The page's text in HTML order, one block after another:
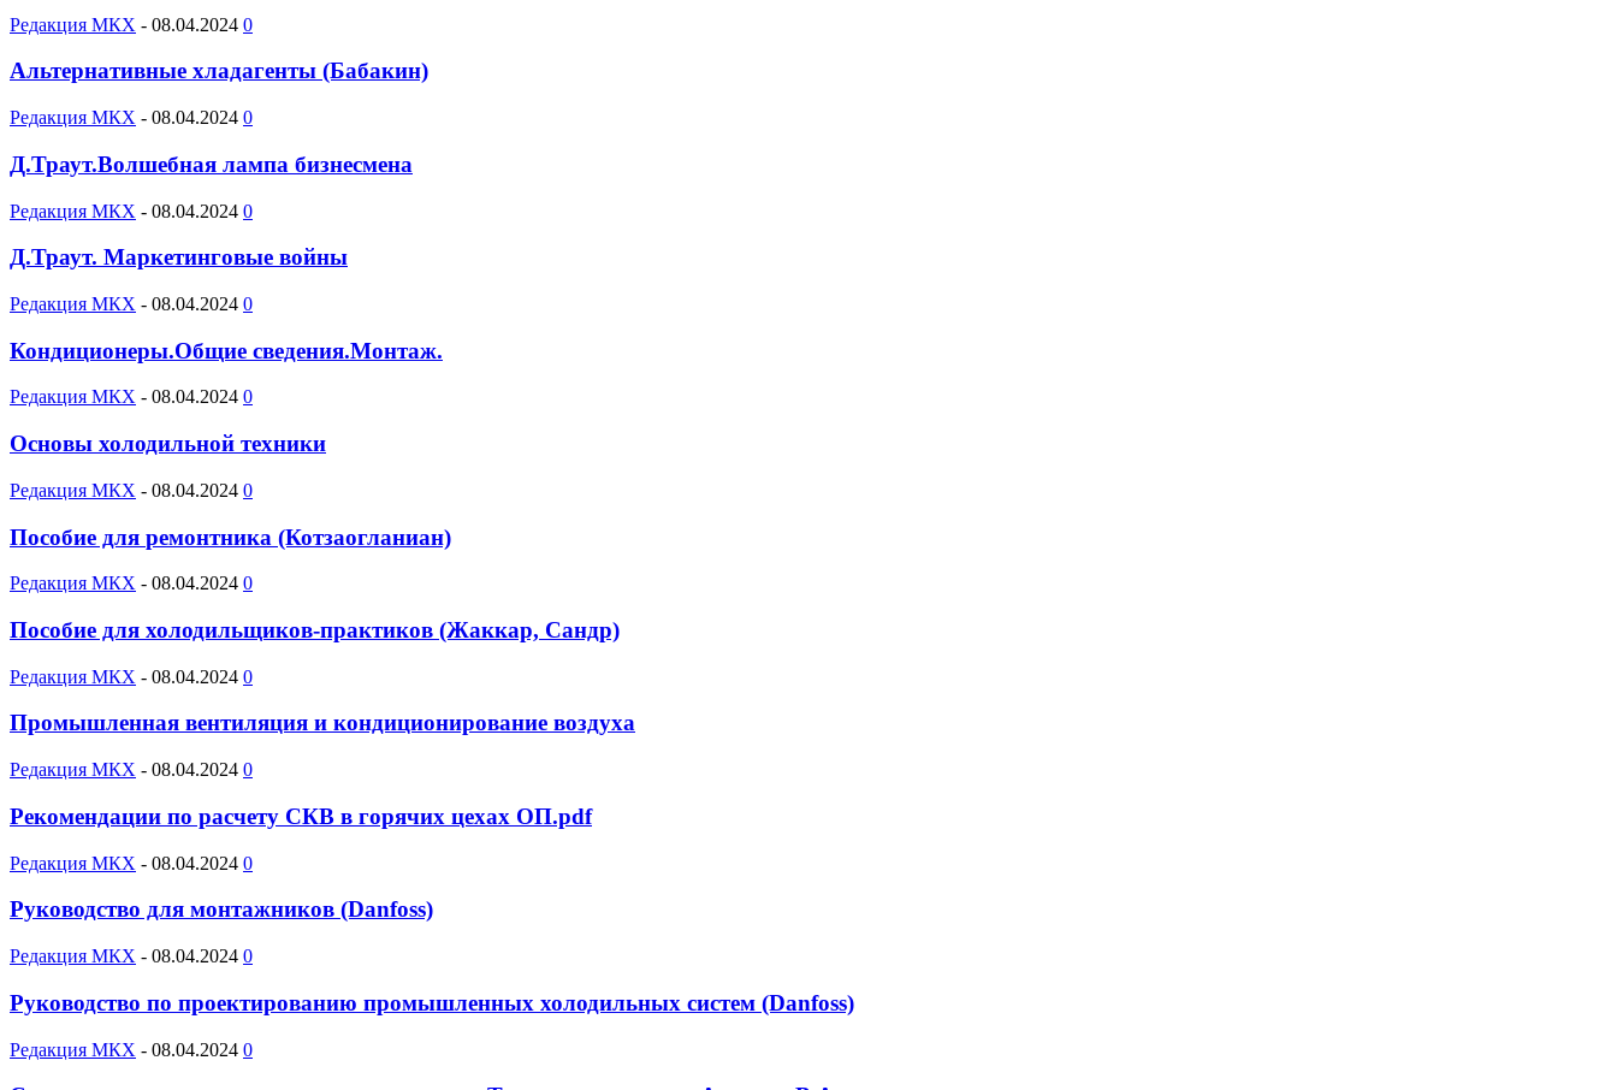
Редакция МКХ - 08.04.2024 0
Альтернативные хладагенты (Бабакин)
Редакция МКХ - 08.04.2024 0
Д.Траут.Волшебная лампа бизнесмена
Редакция МКХ - 08.04.2024 0
Д.Траут. Маркетинговые войны
Редакция МКХ - 08.04.2024 0
Кондиционеры.Общие сведения.Монтаж.
Редакция МКХ - 08.04.2024 0
Основы холодильной техники
Редакция МКХ - 08.04.2024 0
Пособие для ремонтника (Котзаогланиан)
Редакция МКХ - 08.04.2024 0
Пособие для холодильщиков-практиков (Жаккар, Сандр)
Редакция МКХ - 08.04.2024 0
Промышленная вентиляция и кондиционирование воздуха
Редакция МКХ - 08.04.2024 0
Рекомендации по расчету СКВ в горячих цехах ОП.pdf
Редакция МКХ - 08.04.2024 0
Руководство для монтажников (Danfoss)
Редакция МКХ - 08.04.2024 0
Руководство по проектированию промышленных холодильных систем (Danfoss)
Редакция МКХ - 08.04.2024 0